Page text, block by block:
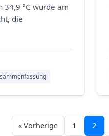
34,9 °C wurde am
die
« Vorherige 1 2